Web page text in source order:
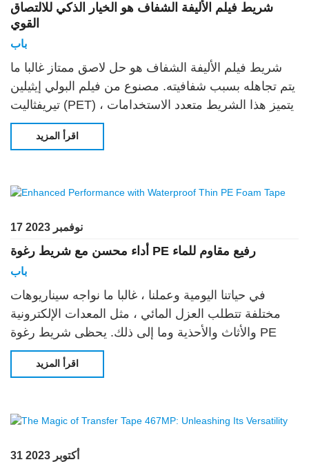
شريط فيلم الأليفة الشفاف هو الخيار الذكي للالتصاق
القوي
باب
شريط فيلم الأليفة الشفاف هو حل لاصق ممتاز غالبا ما
يتم تجاهله بسبب شفافيته. مصنوع من فيلم البولي إيثيلين
تيريفثاليت (PET) ، يتميز هذا الشريط متعدد الاستخدامات
بخصائص لاصقة ممتازة ، مما يجعل
اقرأ المزيد
17 نوفمبر 2023
أداء محسن مع شريط رغوة PE رفيع مقاوم للماء
باب
في حياتنا اليومية وعملنا ، غالبا ما نواجه سيناريوهات
مختلفة تتطلب العزل المائي ، مثل المعدات الإلكترونية
والأثاث والأحذية وما إلى ذلك. يحظى شريط رغوة PE
الرقيق المقاوم للماء بشعبية كبيرة نظرا لأدائها الممتاز
اقرأ المزيد
31 أكتوبر 2023